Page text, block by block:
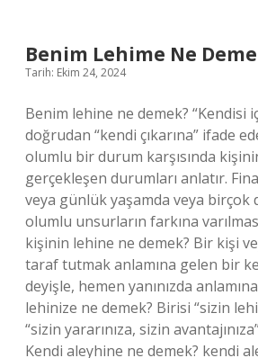
Benim Lehime Ne
Tarih: Ekim 24, 2024
Benim lehine ne demek? “Kendisi
doğrudan “kendi çıkarına” ifade
olumlu bir durum karşısında
gerçekleşen durumları anlatır.
veya günlük yaşamda veya birçok
olumlu unsurların farkına
kişinin lehine ne demek? Bir kişi
taraf tutmak anlamına gelen bir
deyişle, hemen yanınızda
lehinize ne demek? Birisi “sizin
“sizin yararınıza, sizin
Kendi aleyhine ne demek? kendi